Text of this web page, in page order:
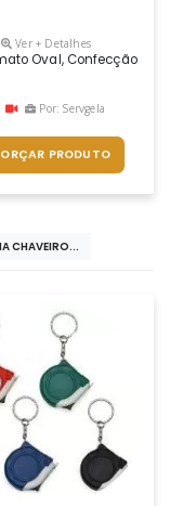
Ver + Detalhes
Oval, Confecção Em
Por: Servgela
ORÇAR PRODUTO
CHAVEIRO...